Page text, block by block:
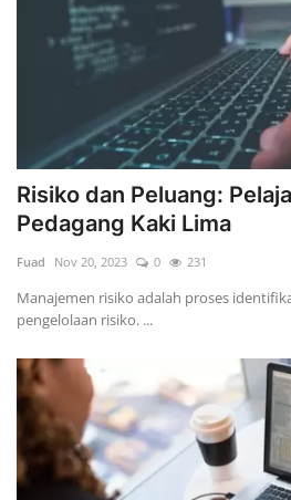
Risiko dan Peluang:
Pedagang Kaki Lima
Fuad Nov 20, 2023 0 231
Manajemen risiko adalah proses
pengelolaan risiko. ...